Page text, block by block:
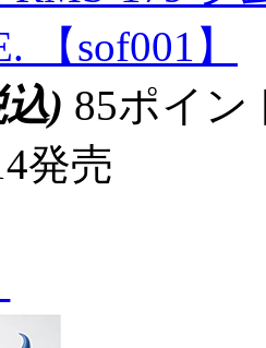
【sof001】
) 85ポイ
発売